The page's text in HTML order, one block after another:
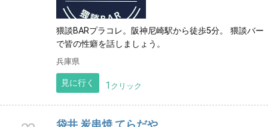
猥談BARプラコレ。阪神尼崎駅から徒歩5分。 猥談バー
で皆の性癖を話しましょう。
兵庫県
見に行く 1 クリック